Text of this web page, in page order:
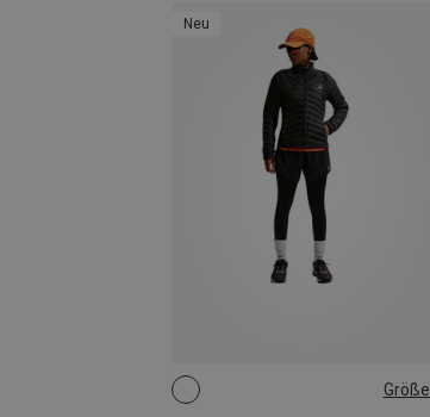
Neu
XS